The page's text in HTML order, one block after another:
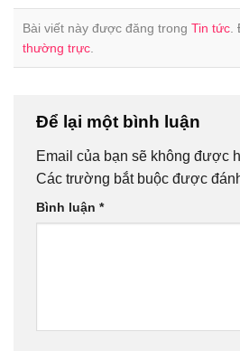
Bài viết này được đăng trong Tin tức
thường trực
Để lại một bình luận
Email của bạn sẽ không được
Các trường bắt buộc được
Bình luận *